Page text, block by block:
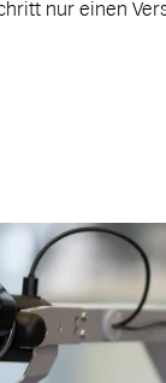
nur einen